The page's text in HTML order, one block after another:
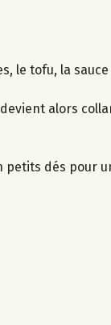
le tofu, la
alors
petits dés pour